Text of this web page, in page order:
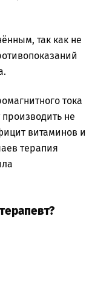
так как не
тока
не
витаминов и
терапия